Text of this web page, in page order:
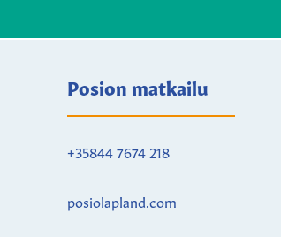
Posion matkailu
+35844 7674 218
posiolapland.com